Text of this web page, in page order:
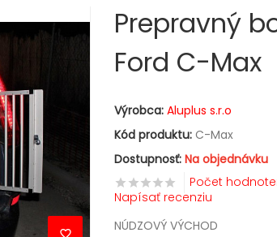
Prepravný
Ford C-Max
Výrobca: Aluplus s.r.o
Kód produktu: C-Max
Dostupnosť: Na objednávku
Počet
Napísať recenziu
NÚDZOVÝ VÝCHOD